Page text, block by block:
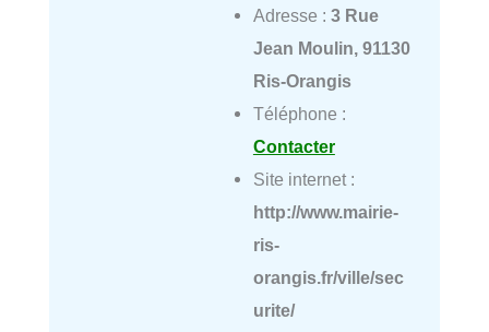
Adresse : 3 Rue
Jean Moulin, 91130
Ris-Orangis
Téléphone :
Contacter
Site internet :
http://www.mairie-
ris-
orangis.fr/ville/sec
urite/